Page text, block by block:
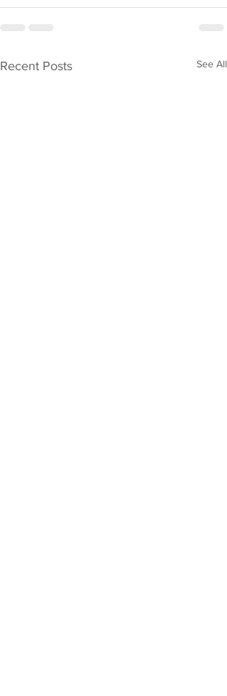
Recent Posts See All